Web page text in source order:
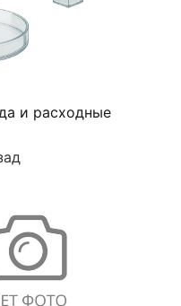
и расходные